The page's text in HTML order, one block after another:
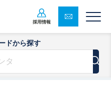
採用情報
ドから探す